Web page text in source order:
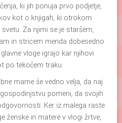
ki jih ponuja prvo podjetje,
kot o knjigah, ki otrokom
Za njimi se je staršem,
in stricem menda dobesedno
vloge igrajo kar njihovi
po tekočem traku.
mame še vedno velja, da naj
pomeni, da svojih
Ker iz malega raste
ženske in matere v vlogi žrtve,